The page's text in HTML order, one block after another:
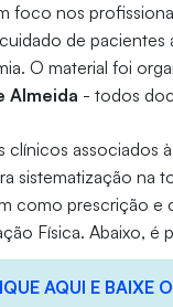
nos
de pacientes
O material foi
Almeida - todos
associados
sistematização na
como prescrição
Física. Abaixo, é
AQUI E BAIXE